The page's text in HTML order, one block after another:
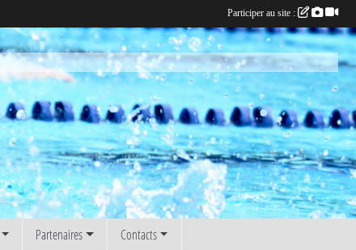
Partenaires Contacts
Participer au site :